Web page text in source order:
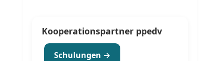
Kooperationspartner ppedv
Schulungen →